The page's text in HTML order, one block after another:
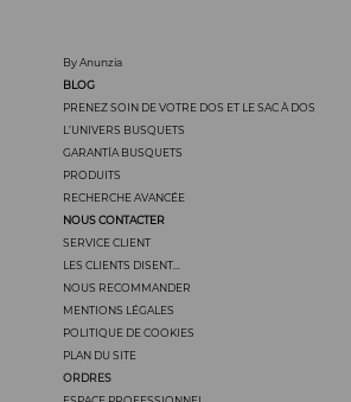
By Anunzia
BLOG
PRENEZ SOIN DE VOTRE DOS ET LE SAC À DOS
L’UNIVERS BUSQUETS
GARANTÍA BUSQUETS
PRODUITS
RECHERCHE AVANCÉE
NOUS CONTACTER
SERVICE CLIENT
LES CLIENTS DISENT...
NOUS RECOMMANDER
MENTIONS LÉGALES
POLITIQUE DE COOKIES
PLAN DU SITE
ORDRES